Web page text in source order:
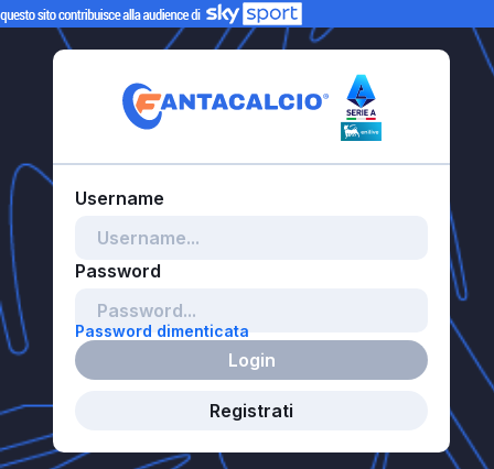
Password dimenticata
Login
Registrati